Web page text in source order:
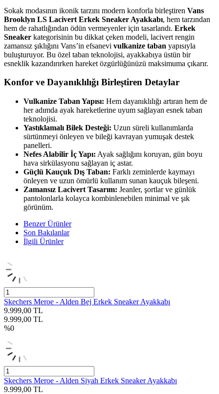
Sokak modasının ikonik tarzını modern konforla birleştiren Vans
Brooklyn LS Lacivert Erkek Sneaker Ayakkabı, hem tarzından
hem de rahatlığından ödün vermeyenler için tasarlandı. Erkek
Sneaker kategorisinin bu dikkat çeken modeli, lacivert rengin
zamansız şıklığını Vans’in efsanevi vulkanize taban yapısıyla
buluşturuyor. Bu özel taban teknolojisi, ayakkabıya üstün bir
esneklik kazandırırken hareket özgürlüğünüzü maksimuma çıkarır.
Konfor ve Dayanıklılığı Birleştiren Detaylar
Vulkanize Taban Yapısı: Hem dayanıklılığı artıran hem de
her adımda ayak hareketlerine uyum sağlayan esnek taban
teknolojisi.
Yastıklamalı Bilek Desteği: Uzun süreli kullanımlarda
sürtünmeyi önleyen ve bileği kavrayan yumuşak destek
panelleri.
Nefes Alabilir İç Yapı: Ayak sağlığını koruyan, gün boyu
hava sirkülasyonu sağlayan iç astar.
Güçlü Kauçuk Dış Taban: Farklı zeminlerde kaymayı
önleyen ve uzun ömürlü kullanım sunan kauçuk bileşeni.
Zamansız Lacivert Tasarım: Jeanler, şortlar ve günlük
pantolonlarla kolayca kombinlenebilen minimal ve şık
görünüm.
Benzer Ürünler
Son Bakılanlar
İlgili Ürünler
Skechers Meroe - Alden Bej Erkek Sneaker Ayakkabı
9.999,00 TL
9.999,00 TL
%0
Skechers Meroe - Alden Siyah Erkek Sneaker Ayakkabı
9.999,00 TL